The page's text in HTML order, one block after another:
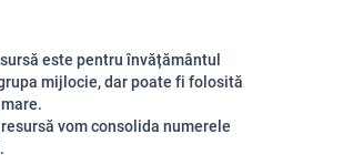
este pentru învățământul
mijlocie, dar poate fi folosită
vom consolida numerele